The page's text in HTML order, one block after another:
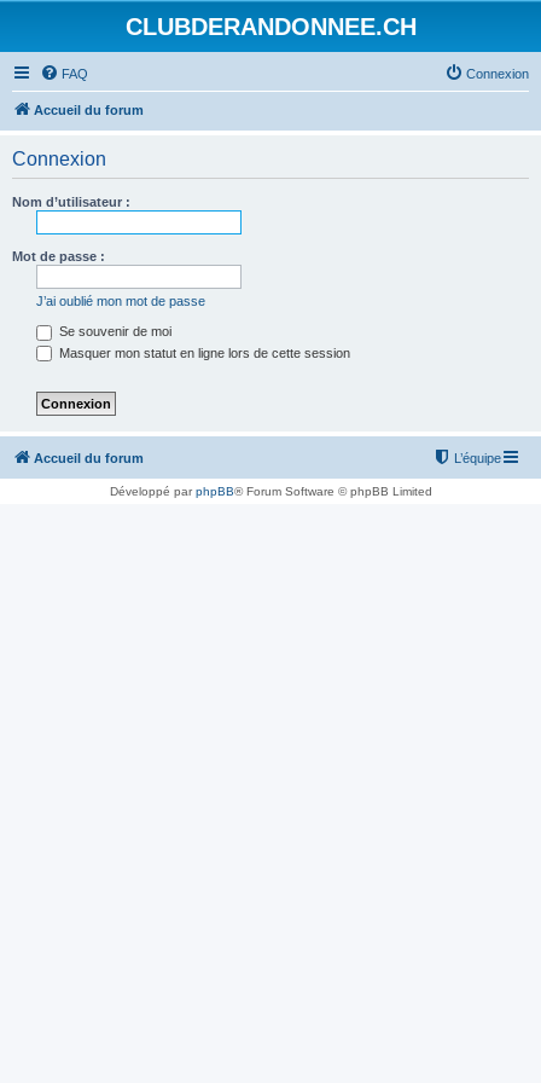
CLUBDERANDONNEE.CH
FAQ Connexion
Accueil du forum
Connexion
Nom d’utilisateur :
Mot de passe :
J’ai oublié mon mot de passe
Se souvenir de moi
Masquer mon statut en ligne lors de cette session
Accueil du forum L’équipe
Développé parphpBB® Forum Software © phpBB Limited